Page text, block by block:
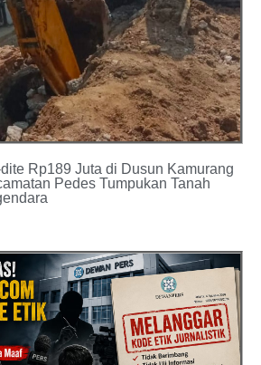
Rp189 Juta di Dusun Kamurang
Pedes Tumpukan Tanah